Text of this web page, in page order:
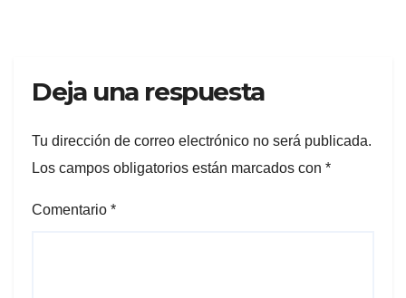
Deja una respuesta
Tu dirección de correo electrónico no será publicada.
Los campos obligatorios están marcados con *
Comentario *